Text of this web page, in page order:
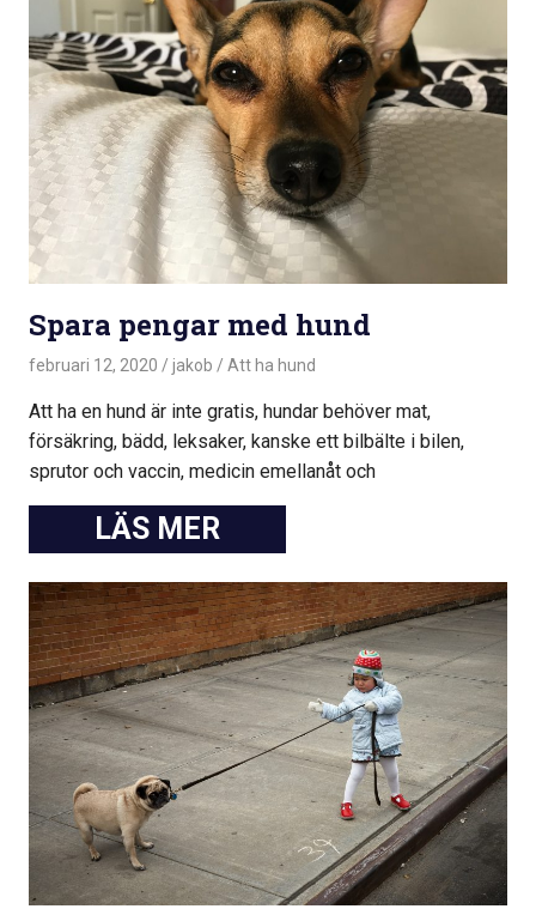
Spara pengar med hund
februari 12, 2020 jakob Att ha hund
Att ha en hund är inte gratis, hundar behöver mat,
försäkring, bädd, leksaker, kanske ett bilbälte i bilen,
sprutor och vaccin, medicin emellanåt och